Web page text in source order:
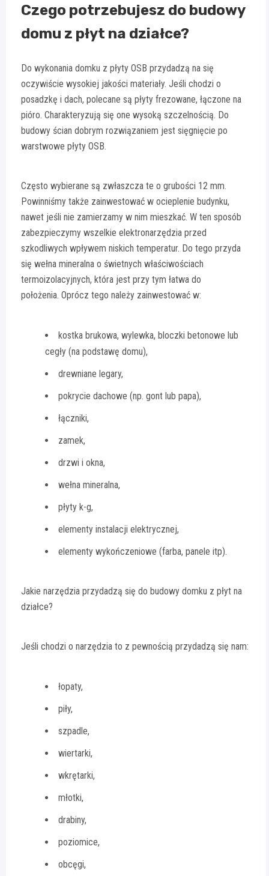
Czego potrzebujesz do budowy
domu z płyt na działce?
Do wykonania domku z płyty OSB przydadzą na się
oczywiście wysokiej jakości materiały. Jeśli chodzi o
posadzkę i dach, polecane są płyty frezowane, łączone na
pióro. Charakteryzują się one wysoką szczelnością. Do
budowy ścian dobrym rozwiązaniem jest sięgnięcie po
warstwowe płyty OSB.
Często wybierane są zwłaszcza te o grubości 12 mm.
Powinniśmy także zainwestować w ocieplenie budynku,
nawet jeśli nie zamierzamy w nim mieszkać. W ten sposób
zabezpieczymy wszelkie elektronarzędzia przed
szkodliwych wpływem niskich temperatur. Do tego przyda
się wełna mineralna o świetnych właściwościach
termoizolacyjnych, która jest przy tym łatwa do
położenia. Oprócz tego należy zainwestować w:
kostka brukowa, wylewka, bloczki betonowe lub
cegły (na podstawę domu),
drewniane legary,
pokrycie dachowe (np. gont lub papa),
łączniki,
zamek,
drzwi i okna,
wełna mineralna,
płyty k-g,
elementy instalacji elektrycznej,
elementy wykończeniowe (farba, panele itp).
Jakie narzędzia przydadzą się do budowy domku z płyt na
działce?
Jeśli chodzi o narzędzia to z pewnością przydadzą się nam:
łopaty,
piły,
szpadle,
wiertarki,
wkrętarki,
młotki,
drabiny,
poziomice,
obcęgi,